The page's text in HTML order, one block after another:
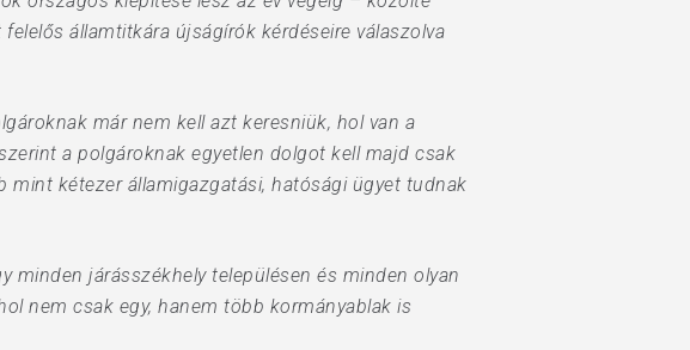
államtitkára újságírók kérdéseire válaszolva
már nem kell azt keresniük, hol van a
a polgároknak egyetlen dolgot kell majd csak
mint kétezer államigazgatási, hatósági ügyet tudnak
minden járásszékhely településen és minden olyan
nem csak egy, hanem több kormányablak is